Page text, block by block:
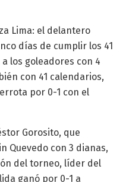
Lima: el delantero
días de cumplir los 41
los goleadores con 4
con 41 calendarios,
por 0-1 con el
Gorosito, que
Quevedo con 3 dianas,
del torneo, líder del
ganó por 0-1 a